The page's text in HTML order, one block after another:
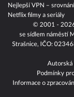
© 2001 -
se sídlem náměstí
Strašnice, IČO:
Autorská
Podmínky
Informace o
Nejlepší chytré hodinky
Nejlepší VPN – srovnání
Netflix filmy a seriály